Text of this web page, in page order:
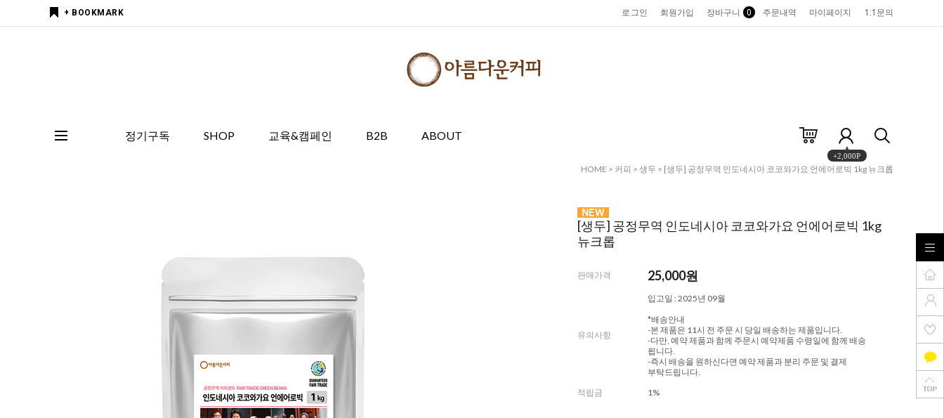
+ BOOKMARK 로그인 회원가입 장바구니 0 주문내역 마이페이지 1:1문의
정기구독 SHOP 교육&캠페인 B2B ABOUT
+2,000P
HOME > 커피 > 생두 > [생두] 공정무역 인도네시아 코코와가요 언에어로빅 1kg 뉴크롭
[생두] 공정무역 인도네시아 코코와가요 언에어로빅 1kg
뉴크롭
판매가격 25,000원
유의사항
입고일 : 2025년 09월
*배송안내
-본 제품은 11시 전 주문 시 당일 배송하는 제품입니다.
-다만, 예약 제품과 함께 주문시 예약제품 수령일에 함께 배송
됩니다.
-즉시 배송을 원하신다면 예약 제품과 분리 주문 및 결제
부탁드립니다.
적립금
1%